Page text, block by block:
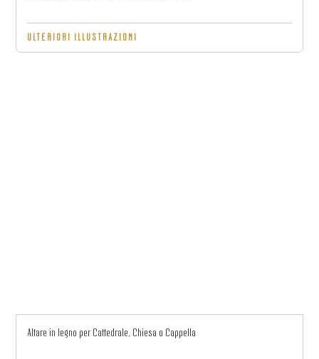
ULTERIORI ILLUSTRAZIONI
Altare in legno per Cattedrale, Chiesa o Cappella